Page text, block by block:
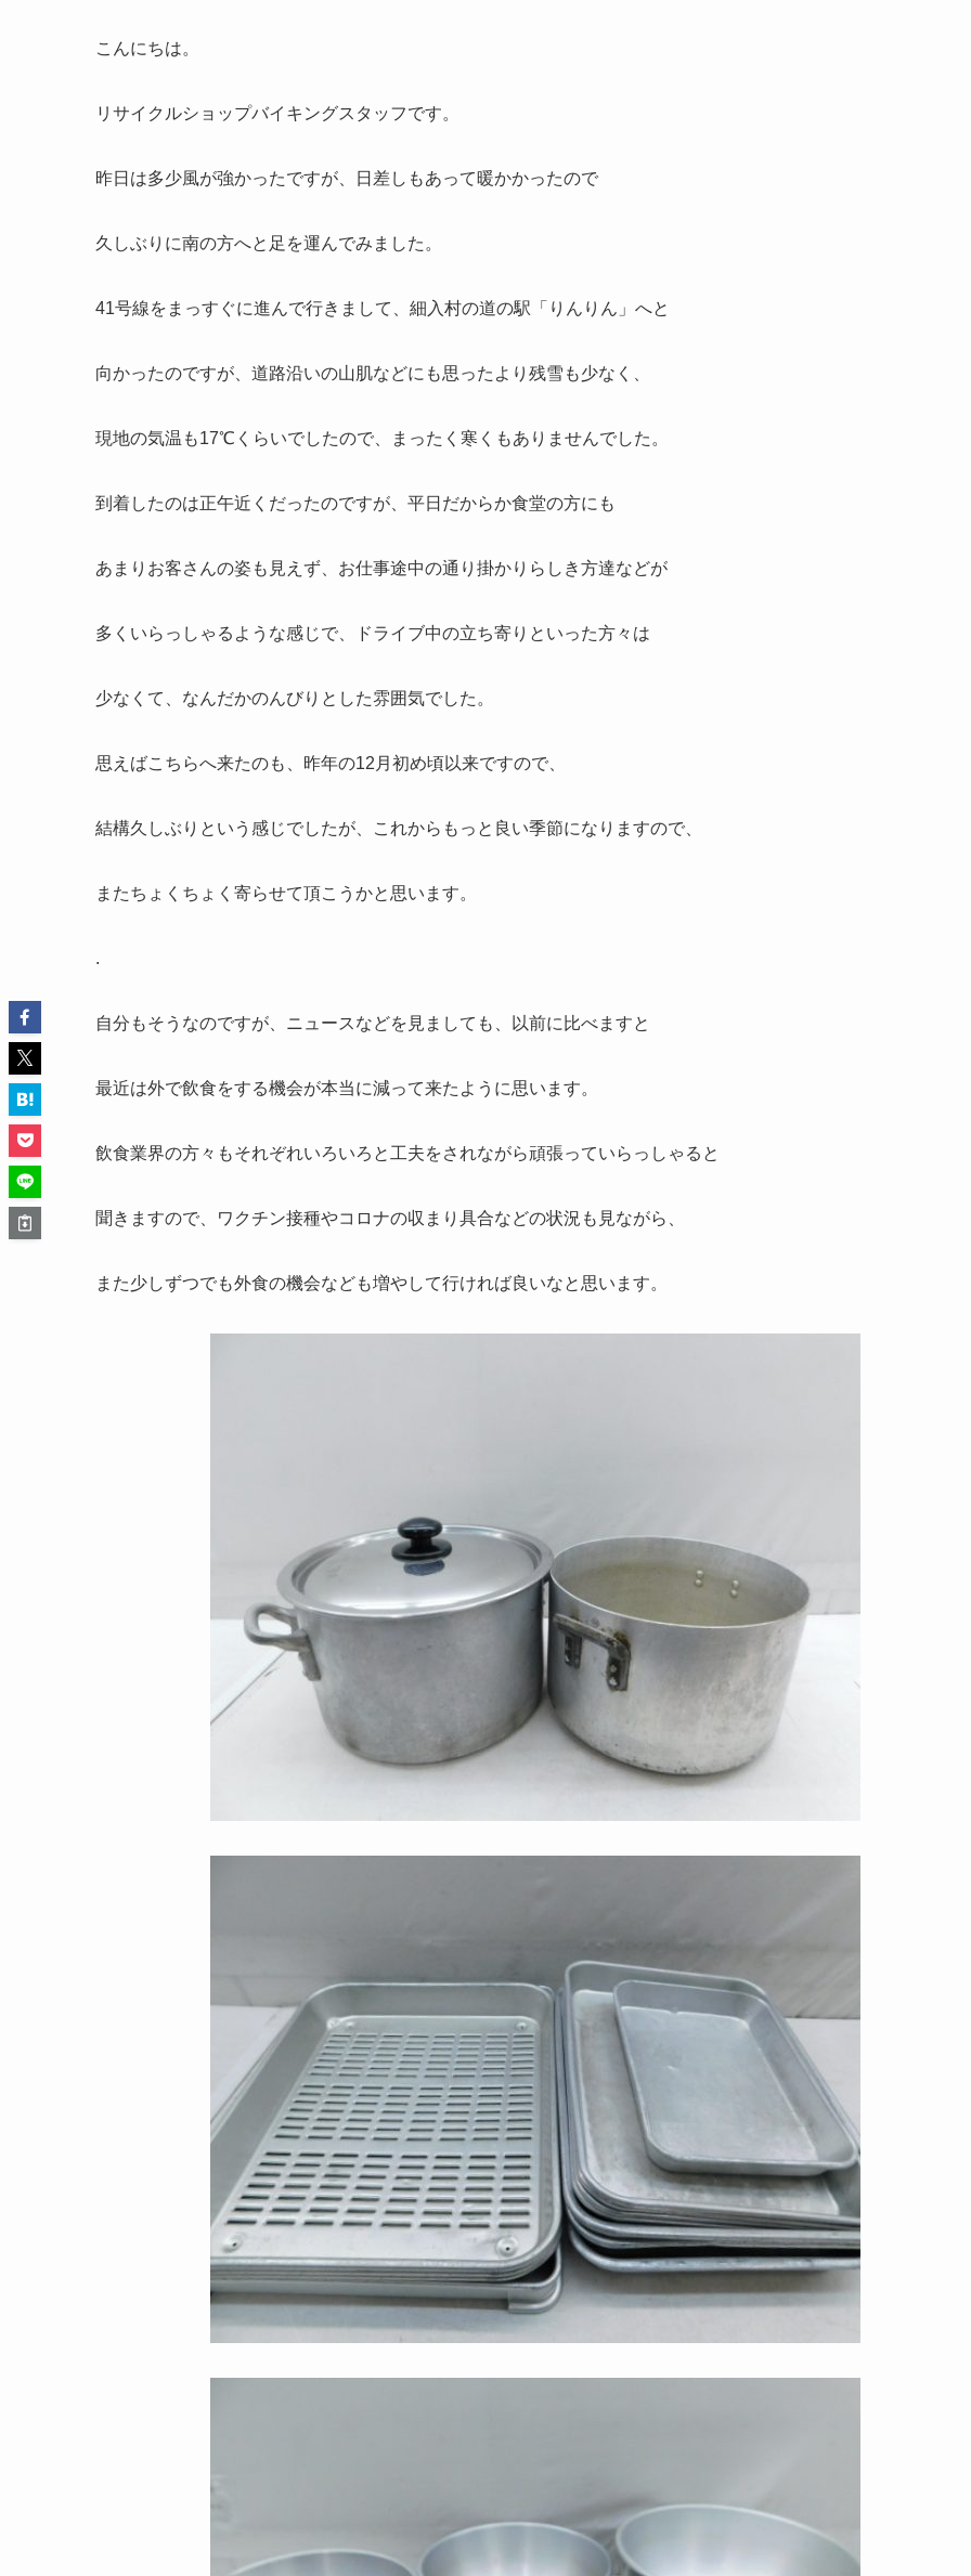
こんにちは。
リサイクルショップバイキングスタッフです。
昨日は多少風が強かったですが、日差しもあって暖かかったので
久しぶりに南の方へと足を運んでみました。
41号線をまっすぐに進んで行きまして、細入村の道の駅「りんりん」へと
向かったのですが、道路沿いの山肌などにも思ったより残雪も少なく、
現地の気温も17℃くらいでしたので、まったく寒くもありませんでした。
到着したのは正午近くだったのですが、平日だからか食堂の方にも
あまりお客さんの姿も見えず、お仕事途中の通り掛かりらしき方達などが
多くいらっしゃるような感じで、ドライブ中の立ち寄りといった方々は
少なくて、なんだかのんびりとした雰囲気でした。
思えばこちらへ来たのも、昨年の12月初め頃以来ですので、
結構久しぶりという感じでしたが、これからもっと良い季節になりますので、
またちょくちょく寄らせて頂こうかと思います。
.
自分もそうなのですが、ニュースなどを見ましても、以前に比べますと
最近は外で飲食をする機会が本当に減って来たように思います。
飲食業界の方々もそれぞれいろいろと工夫をされながら頑張っていらっしゃると
聞きますので、ワクチン接種やコロナの収まり具合などの状況も見ながら、
また少しずつでも外食の機会なども増やして行ければ良いなと思います。